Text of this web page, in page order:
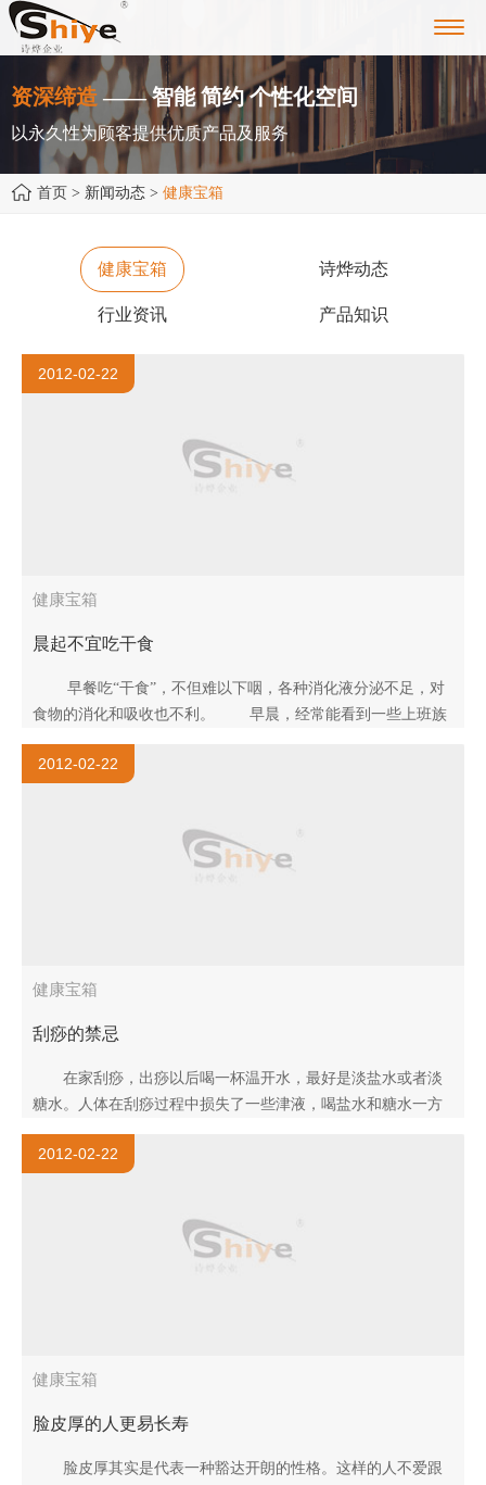
资深缔造 —— 智能 简约 个性化空间
以永久性为顾客提供优质产品及服务
首页 > 新闻动态 > 健康宝箱
健康宝箱 诗烨动态
行业资讯 产品知识
2012-02-22
健康宝箱
晨起不宜吃干食
早餐吃“干食”，不但难以下咽，各种消化液分泌不足，对
食物的消化和吸收也不利。 早晨，经常能看到一些上班族
拿着面包、馒头、糕..
2012-02-22
健康宝箱
刮痧的禁忌
在家刮痧，出痧以后喝一杯温开水，最好是淡盐水或者淡
糖水。人体在刮痧过程中损失了一些津液，喝盐水和糖水一方
面能够补充津液，另一方面还可以加速身体的新陈代谢，促进
体内废物的排出，从..
2012-02-22
健康宝箱
脸皮厚的人更易长寿
脸皮厚其实是代表一种豁达开朗的性格。这样的人不爱跟